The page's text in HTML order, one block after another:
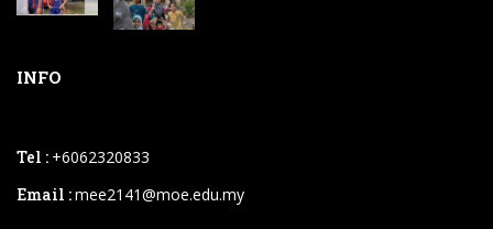
INFO
Tel : +6062320833
Email :mee2141@moe.edu.my